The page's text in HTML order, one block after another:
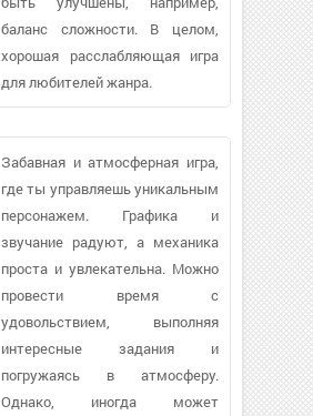
баланс сложности. В целом,
хорошая расслабляющая игра
для любителей жанра.
Забавная и атмосферная игра,
где ты управляешь уникальным
персонажем. Графика и
звучание радуют, а механика
проста и увлекательна. Можно
провести время с
удовольствием, выполняя
интересные задания и
погружаясь в атмосферу.
Однако, иногда может